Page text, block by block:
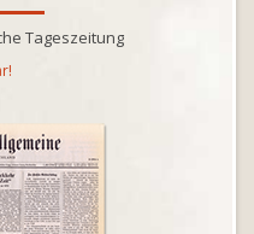
Tageszeitung